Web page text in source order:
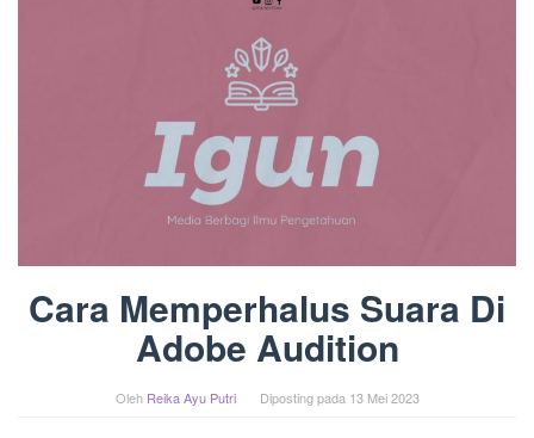
Cara Memperhalus Suara Di
Adobe Audition
Oleh Reika Ayu Putri Diposting pada 13 Mei 2023